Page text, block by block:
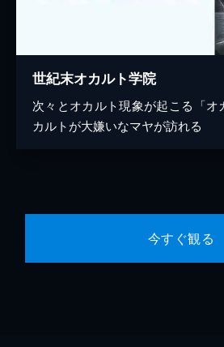
世紀末オカルト学院
次々とオカルト現象が起こる「オ
カルトが大嫌いなマヤが訪れる
今すぐ観る